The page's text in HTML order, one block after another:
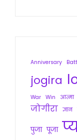
Anniversary
jogira
War Win आत्मा
जोगीरा ज्ञान
पुजा पूजा